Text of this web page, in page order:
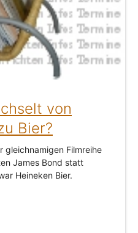
von
Bier?
gleichnamigen Filmreihe
James Bond statt
Heineken Bier.